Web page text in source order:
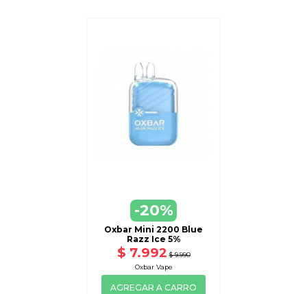
-20%
Oxbar Mini 2200 Blue
Razz Ice 5%
$ 7.992 $ 9.990
Oxbar Vape
AGREGAR A CARRO